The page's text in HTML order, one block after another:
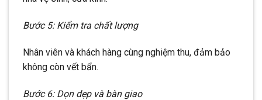
Bước 5: Kiểm tra chất lượng
Nhân viên và khách hàng cùng nghiệm thu, đảm bảo
không còn vết bẩn.
Bước 6: Dọn dẹp và bàn giao